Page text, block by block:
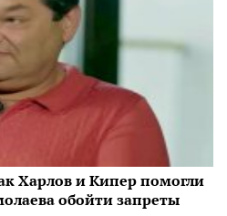
Харлов и Кипер помогли
обойти запреты